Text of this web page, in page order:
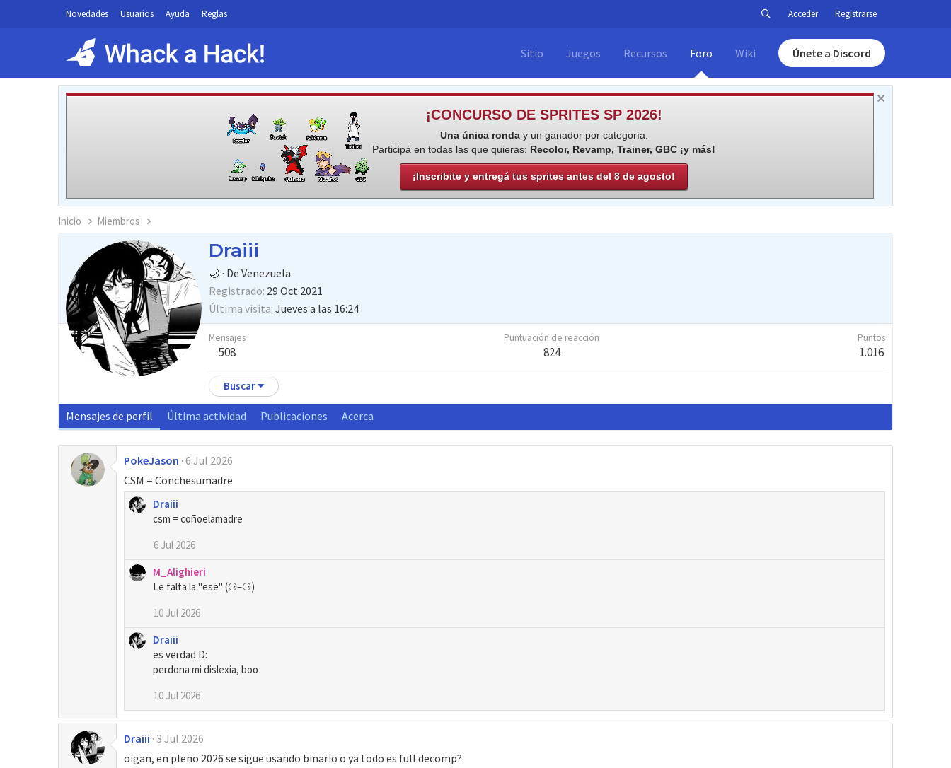
Novedades Usuarios Ayuda Reglas Acceder Registrarse
Sitio Juegos Recursos Foro Wiki Únete a Discord
¡CONCURSO DE SPRITES SP 2026!
Una única ronday un ganador por categoría.
Participá en todas las que quieras: Recolor, Revamp, Trainer, GBC ¡y más!
¡Inscribite y entregá tus sprites antes del 8 de agosto!
Inicio Miembros
Draiii
🌙 · De Venezuela
Registrado 29 Oct 2021
Última visita Jueves a las 16:24
Mensajes
508
Puntuación de reacción
824
Puntos
1.016
Buscar
Mensajes de perfil Última actividad Publicaciones Acerca
PokeJason 6 Jul 2026
CSM = Conchesumadre
Draiii
csm = coñoelamadre
6 Jul 2026
M_Alighieri
Le falta la "ese" (⚆–⚆)
10 Jul 2026
Draiii
es verdad D:
perdona mi dislexia, boo
10 Jul 2026
Draiii 3 Jul 2026
oigan, en pleno 2026 se sigue usando binario o ya todo es full decomp?